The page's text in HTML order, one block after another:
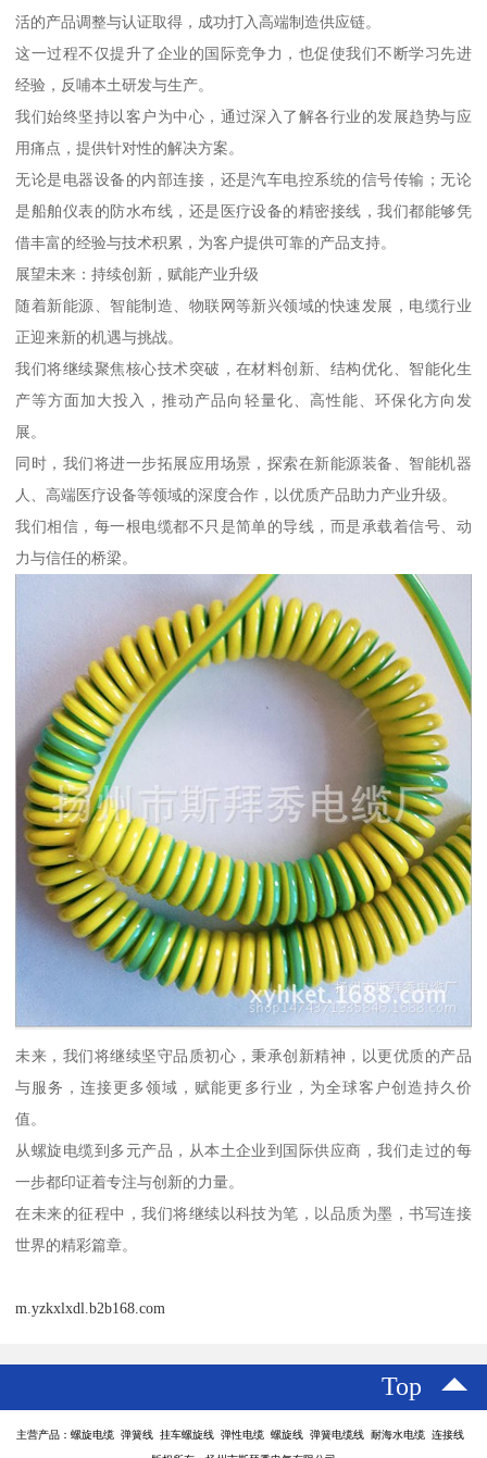
活的产品调整与认证取得，成功打入高端制造供应链。
这一过程不仅提升了企业的国际竞争力，也促使我们不断学习先进
经验，反哺本土研发与生产。
我们始终坚持以客户为中心，通过深入了解各行业的发展趋势与应
用痛点，提供针对性的解决方案。
无论是电器设备的内部连接，还是汽车电控系统的信号传输；无论
是船舶仪表的防水布线，还是医疗设备的精密接线，我们都能够凭
借丰富的经验与技术积累，为客户提供可靠的产品支持。
展望未来：持续创新，赋能产业升级
随着新能源、智能制造、物联网等新兴领域的快速发展，电缆行业
正迎来新的机遇与挑战。
我们将继续聚焦核心技术突破，在材料创新、结构优化、智能化生
产等方面加大投入，推动产品向轻量化、高性能、环保化方向发
展。
同时，我们将进一步拓展应用场景，探索在新能源装备、智能机器
人、高端医疗设备等领域的深度合作，以优质产品助力产业升级。
我们相信，每一根电缆都不只是简单的导线，而是承载着信号、动
力与信任的桥梁。
未来，我们将继续坚守品质初心，秉承创新精神，以更优质的产品
与服务，连接更多领域，赋能更多行业，为全球客户创造持久价
值。
从螺旋电缆到多元产品，从本土企业到国际供应商，我们走过的每
一步都印证着专注与创新的力量。
在未来的征程中，我们将继续以科技为笔，以品质为墨，书写连接
世界的精彩篇章。
m.yzkxlxdl.b2b168.com
Top
主营产品：螺旋电缆 弹簧线 挂车螺旋线 弹性电缆 螺旋线 弹簧电缆线 耐海水电缆 连接线